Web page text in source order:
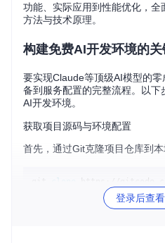
功能、实际应用到性能优化，全
方法与技术原理。
构建免费AI开发环境的
要实现Claude等顶级AI模型的
备到服务配置的完整流程。以
AI开发环境。
获取项目源码与环境配置
首先，通过Git克隆项目仓库到本
登录后查